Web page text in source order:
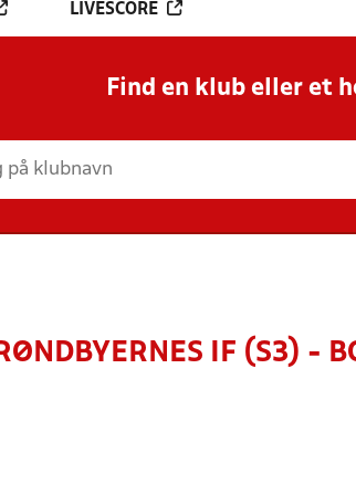
LIVESCORE
Find en klub eller et
IF (S3) -